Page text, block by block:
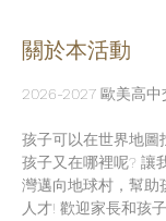
關於本活動
2026-2027 歐美高中
孩子可以在世界地圖
孩子又在哪裡呢? 讓
灣邁向地球村，幫助
人才! 歡迎家長和孩